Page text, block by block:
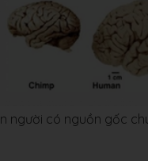
người có nguồn gốc